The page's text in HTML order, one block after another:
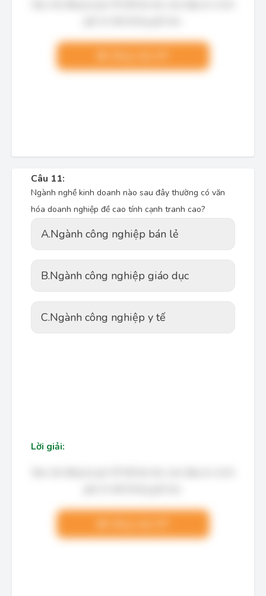
Câu 11:
Ngành nghề kinh doanh nào sau đây thường có văn
hóa doanh nghiệp đề cao tính cạnh tranh cao?
A.Ngành công nghiệp bán lẻ
B.Ngành công nghiệp giáo dục
C.Ngành công nghiệp y tế
Lời giải: